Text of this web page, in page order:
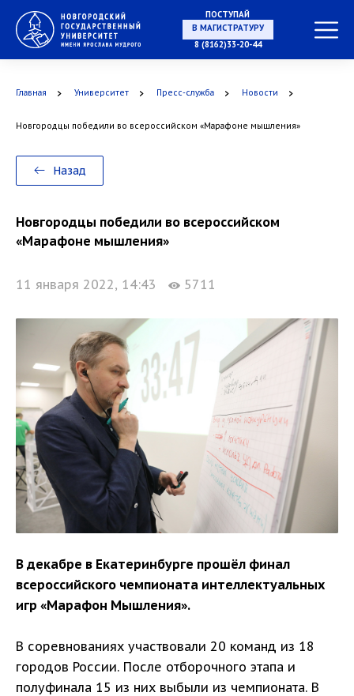
ПОСТУПАЙ
В МАГИСТРАТУРУ
8 (8162)33-20-44
Главная Университет Пресс-служба Новости
Новгородцы победили во всероссийском «Марафоне мышления»
Назад
Новгородцы победили во всероссийском
«Марафоне мышления»
11 января 2022, 14:43 5711
В декабре в Екатеринбурге прошёл финал
всероссийского чемпионата интеллектуальных
игр «Марафон Мышления».
В соревнованиях участвовали 20 команд из 18
городов России. После отборочного этапа и
полуфинала 15 из них выбыли из чемпионата. В